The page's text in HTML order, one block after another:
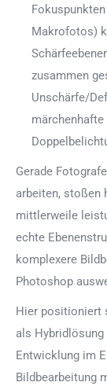
Makrofotos)
zusammen
Unschärfe/
Gerade
arbeiten, stoßen
mittlerweile
echte
komplexere
Photoshop
Hier positioniert
als
Entwicklung im
Bildbearbeitung